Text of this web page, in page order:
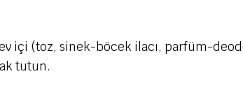
içi (toz, sinek-böcek ilacı, parfüm-
tutun.